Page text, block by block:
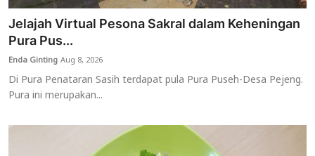
Jelajah Virtual Pesona Sakral dalam Keheningan
Pura Pus...
Enda GintingAug 8, 2026
Di Pura Penataran Sasih terdapat pula Pura Puseh-Desa Pejeng.
Pura ini merupakan...